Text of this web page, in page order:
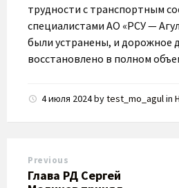
трудности с транспортным
специалистами АО «РСУ —
были устранены, и дорожное
восстановлено в полном
4 июля 2024bytest_mo_agulin
Previous
Глава РД Сергей